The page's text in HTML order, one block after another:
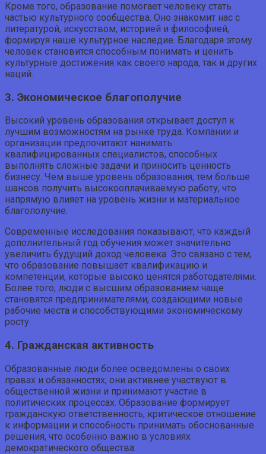
Кроме того, образование помогает человеку стать
частью культурного сообщества. Оно знакомит нас с
литературой, искусством, историей и философией,
формируя наше культурное наследие. Благодаря этому
человек становится способным понимать и ценить
культурные достижения как своего народа, так и других
наций.
3. Экономическое благополучие
Высокий уровень образования открывает доступ к
лучшим возможностям на рынке труда. Компании и
организации предпочитают нанимать
квалифицированных специалистов, способных
выполнять сложные задачи и приносить ценность
бизнесу. Чем выше уровень образования, тем больше
шансов получить высокооплачиваемую работу, что
напрямую влияет на уровень жизни и материальное
благополучие.
Современные исследования показывают, что каждый
дополнительный год обучения может значительно
увеличить будущий доход человека. Это связано с тем,
что образование повышает квалификацию и
компетенции, которые высоко ценятся работодателями.
Более того, люди с высшим образованием чаще
становятся предпринимателями, создающими новые
рабочие места и способствующими экономическому
росту.
4. Гражданская активность
Образованные люди более осведомлены о своих
правах и обязанностях, они активнее участвуют в
общественной жизни и принимают участие в
политических процессах. Образование формирует
гражданскую ответственность, критическое отношение
к информации и способность принимать обоснованные
решения, что особенно важно в условиях
демократического общества.